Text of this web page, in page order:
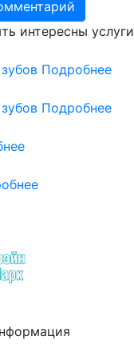
интересны услуги
Подробнее
Подробнее